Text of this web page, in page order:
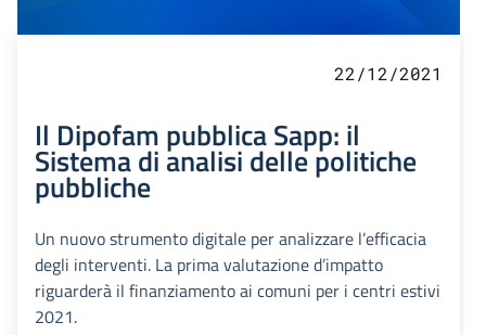
22/12/2021
Il Dipofam pubblica Sapp: il
Sistema di analisi delle politiche
pubbliche
Un nuovo strumento digitale per analizzare l’efficacia
degli interventi. La prima valutazione d’impatto
riguarderà il finanziamento ai comuni per i centri estivi
2021.